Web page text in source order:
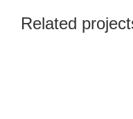
Related